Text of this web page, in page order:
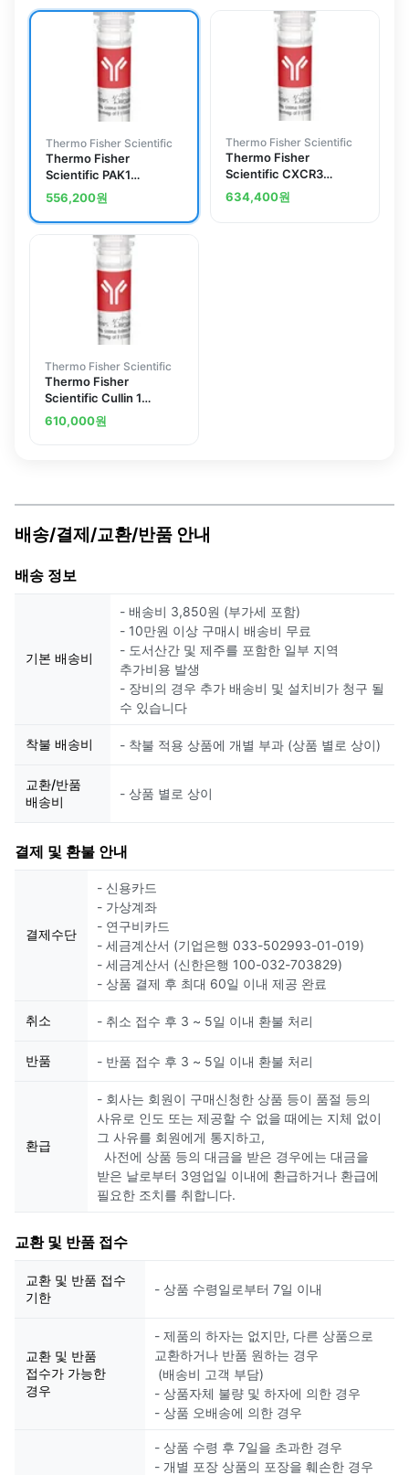
Thermo Fisher Scientific
Thermo Fisher
Scientific PAK1
Polyclonal Antibody
556,200원
Thermo Fisher Scientific
Thermo Fisher
Scientific CXCR3
Polyclonal Antibody
634,400원
Thermo Fisher Scientific
Thermo Fisher
Scientific Cullin 1
Polyclonal Antibody
610,000원
배송/결제/교환/반품 안내
배송 정보
기본 배송비
- 배송비 3,850원 (부가세 포함)
- 10만원 이상 구매시 배송비 무료
- 도서산간 및 제주를 포함한 일부 지역
추가비용 발생
- 장비의 경우 추가 배송비 및 설치비가 청구 될
수 있습니다
착불 배송비 - 착불 적용 상품에 개별 부과 (상품 별로 상이)
교환/반품
배송비
- 상품 별로 상이
결제 및 환불 안내
결제수단
- 신용카드
- 가상계좌
- 연구비카드
- 세금계산서 (기업은행 033-502993-01-019)
- 세금계산서 (신한은행 100-032-703829)
- 상품 결제 후 최대 60일 이내 제공 완료
취소 - 취소 접수 후 3 ~ 5일 이내 환불 처리
반품 - 반품 접수 후 3 ~ 5일 이내 환불 처리
환급
- 회사는 회원이 구매신청한 상품 등이 품절 등의
사유로 인도 또는 제공할 수 없을 때에는 지체 없이
그 사유를 회원에게 통지하고,
사전에 상품 등의 대금을 받은 경우에는 대금을
받은 날로부터 3영업일 이내에 환급하거나 환급에
필요한 조치를 취합니다.
교환 및 반품 접수
교환 및 반품 접수
기한
- 상품 수령일로부터 7일 이내
교환 및 반품
접수가 가능한
경우
- 제품의 하자는 없지만, 다른 상품으로
교환하거나 반품 원하는 경우
(배송비 고객 부담)
- 상품자체 불량 및 하자에 의한 경우
- 상품 오배송에 의한 경우
- 상품 수령 후 7일을 초과한 경우
- 개별 포장 상품의 포장을 훼손한 경우